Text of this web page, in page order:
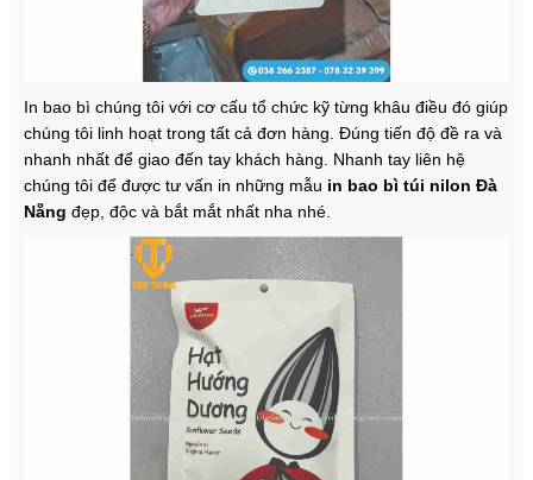
In bao bì chúng tôi với cơ cấu tổ chức kỹ từng khâu điều đó giúp
chúng tôi linh hoạt trong tất cả đơn hàng. Đúng tiến độ đề ra và
nhanh nhất để giao đến tay khách hàng. Nhanh tay liên hệ
chúng tôi để được tư vấn in những mẫu in bao bì túi nilon Đà
Nẵng đẹp, độc và bắt mắt nhất nha nhé.